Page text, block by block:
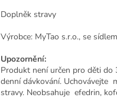
Doplněk stravy
Výrobce: MyTao s.r.o., se
Upozornění:
Produkt není určen pro děti
denní dávkování. Uchovávejte
stravy. Neobsahuje efedrin,